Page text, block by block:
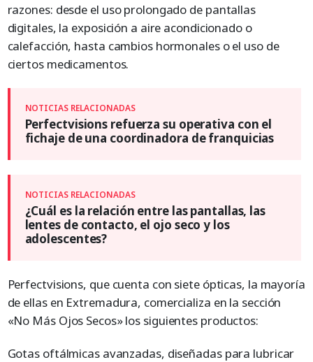
razones: desde el uso prolongado de pantallas
digitales, la exposición a aire acondicionado o
calefacción, hasta cambios hormonales o el uso de
ciertos medicamentos.
Perfectvisions refuerza su operativa con el
fichaje de una coordinadora de franquicias
¿Cuál es la relación entre las pantallas, las
lentes de contacto, el ojo seco y los
adolescentes?
Perfectvisions, que cuenta con siete ópticas, la mayoría
de ellas en Extremadura, comercializa en la sección
«No Más Ojos Secos» los siguientes productos:
Gotas oftálmicas avanzadas, diseñadas para lubricar